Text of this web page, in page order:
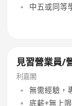
中五或同等
見習營業員/
利嘉閣
無需經驗，
底薪+無上